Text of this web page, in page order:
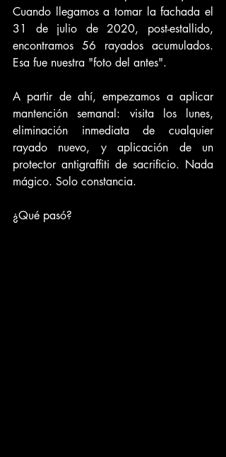
Cuando llegamos a tomar la fachada el
31 de julio de 2020, post-estallido,
encontramos 56 rayados acumulados.
Esa fue nuestra "foto del antes".
A partir de ahí, empezamos a aplicar
mantención semanal: visita los lunes,
eliminación inmediata de cualquier
rayado nuevo, y aplicación de un
protector antigraffiti de sacrificio. Nada
mágico. Solo constancia.
¿Qué pasó?